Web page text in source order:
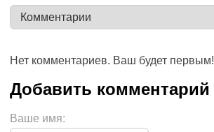
Нет комментариев. Ваш будет первым!
Ваше имя: